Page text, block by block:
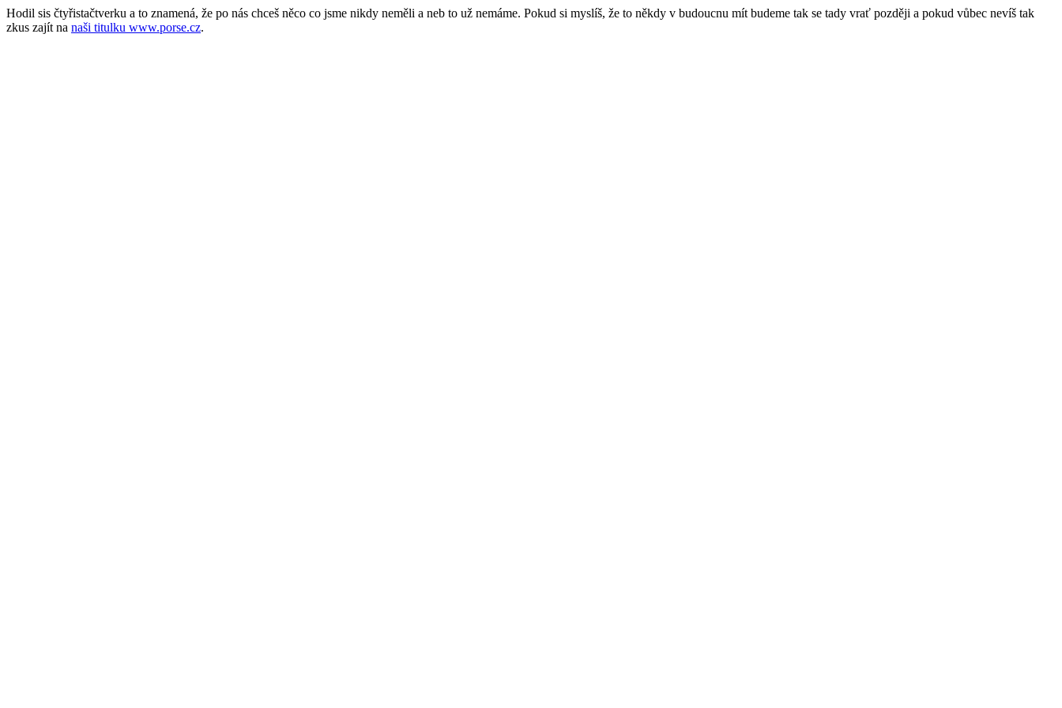
Hodil sis čtyřistačtverku a to znamená, že po nás chceš něco co jsme nikdy neměli a neb to už nemáme. Pokud si myslíš, že to někdy v budoucnu mít budeme tak se tady vrať později a pokud vůbec nevíš tak
zkus zajít na naši titulku www.porse.cz.